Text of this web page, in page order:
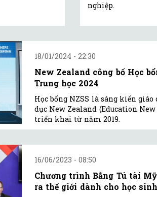
nghiệp.
18/01/2024 - 22:30
New Zealand công bố Học
Trung học 2024
Học bổng NZSS là sáng kiến giáo
dục New Zealand (Education
triển khai từ năm 2019.
16/06/2023 - 08:50
Chương trình Bằng Tú tài
ra thế giới dành cho học